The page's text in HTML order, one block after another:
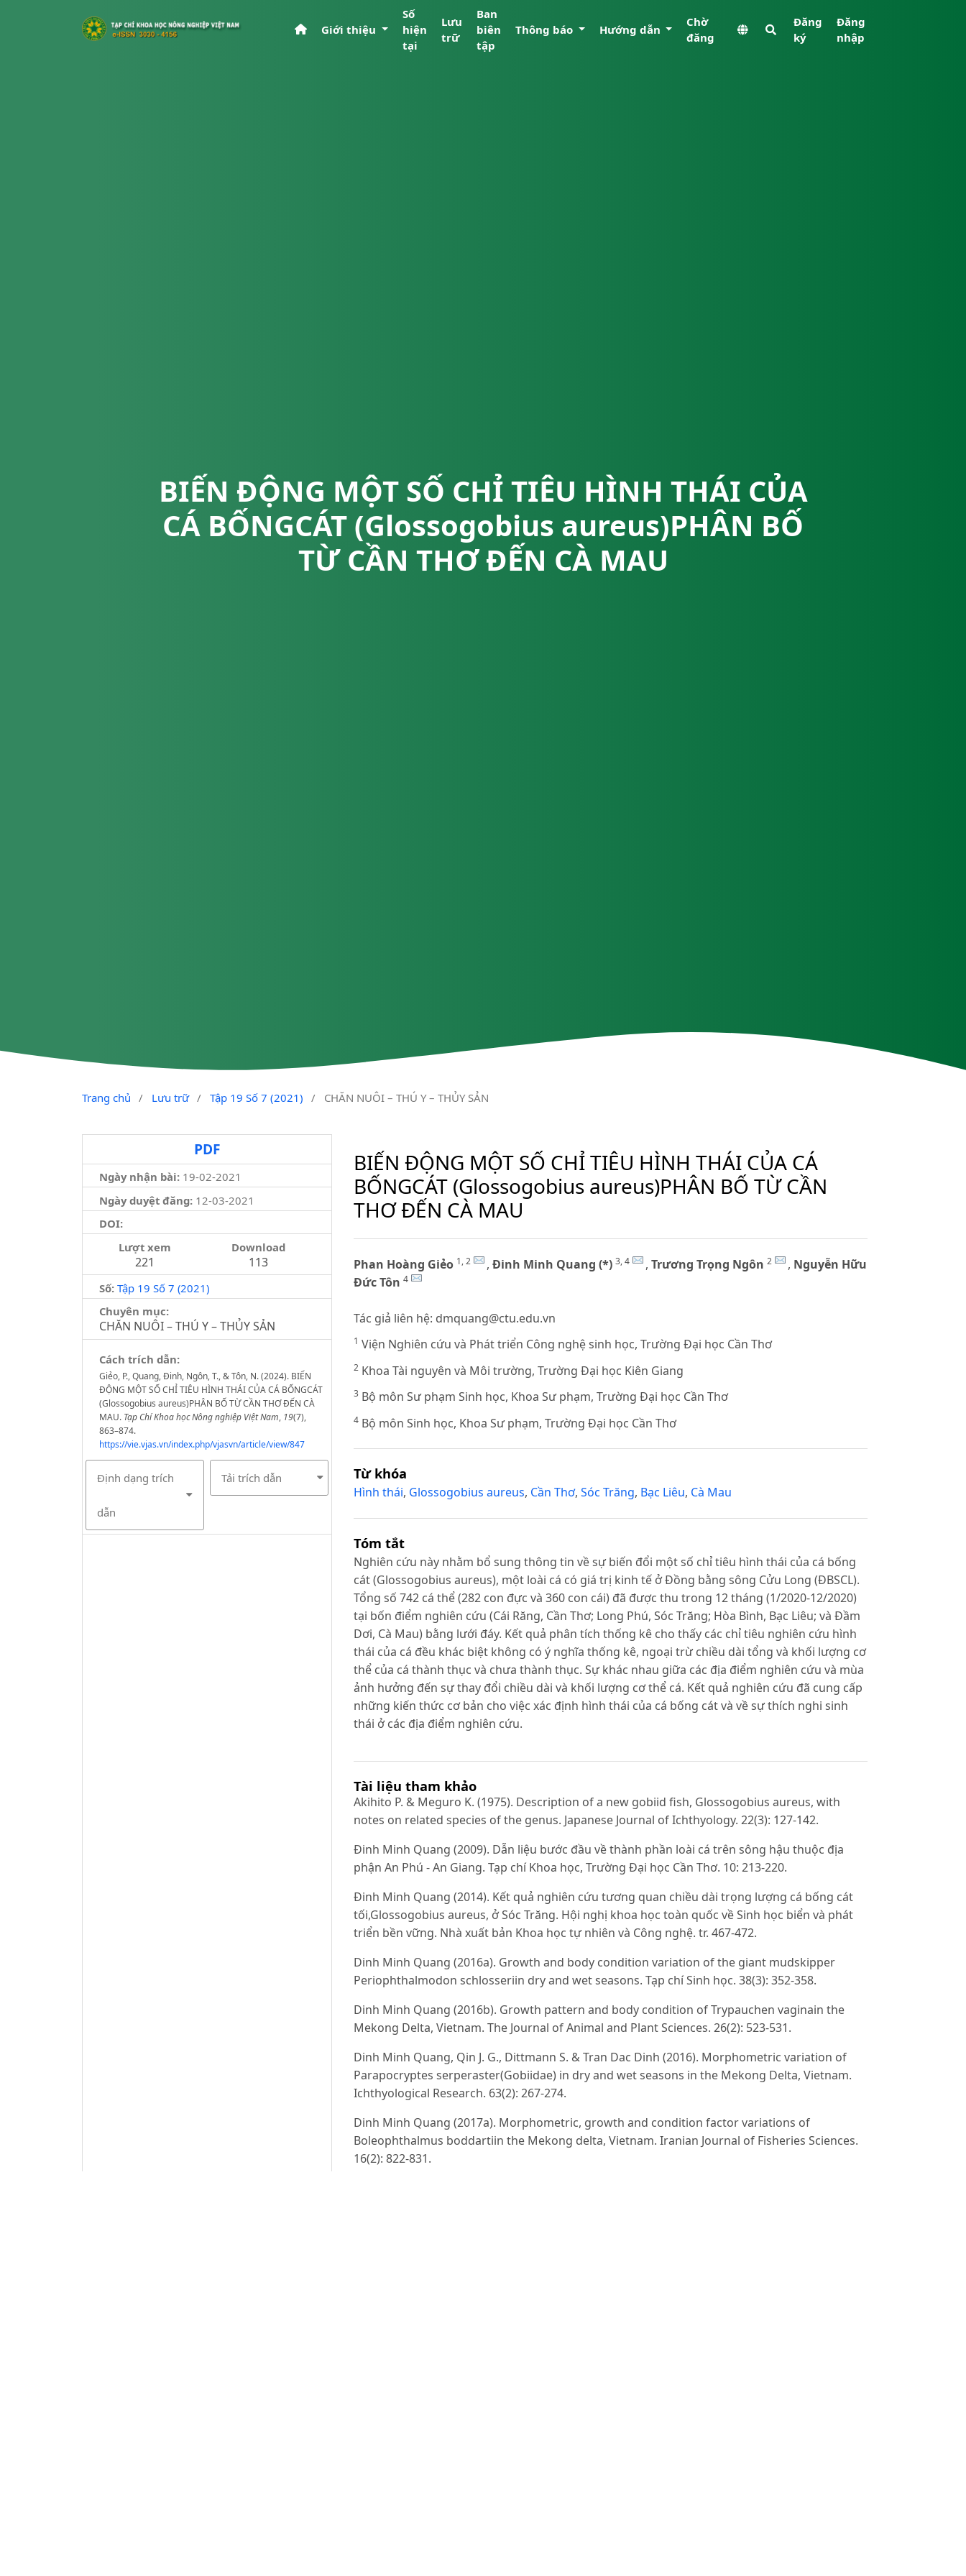
Giới thiệu
Số
hiện
tại
Lưu
trữ
Ban
biên
tập
Thông báo Hướng dẫn
Chờ
đăng
Đăng
ký
Đăng
nhập
BIẾN ĐỘNG MỘT SỐ CHỈ TIÊU HÌNH THÁI CỦA
CÁ BỐNGCÁT (Glossogobius aureus)PHÂN BỐ
TỪ CẦN THƠ ĐẾN CÀ MAU
Trang chủ / Lưu trữ / Tập 19 Số 7 (2021) / CHĂN NUÔI – THÚ Y – THỦY SẢN
PDF
Ngày nhận bài: 19-02-2021
Ngày duyệt đăng:12-03-2021
DOI:
Lượt xem
221
Download
113
Số: Tập 19 Số 7 (2021)
Chuyên mục:
CHĂN NUÔI – THÚ Y – THỦY SẢN
Cách trích dẫn:
Giẻo, P., Quang, Đinh, Ngôn, T., & Tôn, N. (2024). BIẾN
ĐỘNG MỘT SỐ CHỈ TIÊU HÌNH THÁI CỦA CÁ BỐNGCÁT
(Glossogobius aureus)PHÂN BỐ TỪ CẦN THƠ ĐẾN CÀ
MAU. Tạp Chí Khoa học Nông nghiệp Việt Nam, 19(7),
863–874.
https://vie.vjas.vn/index.php/vjasvn/article/view/847
Định dạng trích
dẫn
Tải trích dẫn
BIẾN ĐỘNG MỘT SỐ CHỈ TIÊU HÌNH THÁI CỦA CÁ
BỐNGCÁT (Glossogobius aureus)PHÂN BỐ TỪ CẦN
THƠ ĐẾN CÀ MAU
Phan Hoàng Giẻo 1, 2 , Đinh Minh Quang (*) 3, 4 , Trương Trọng Ngôn 2 , Nguyễn Hữu
Đức Tôn 4
Tác giả liên hệ: dmquang@ctu.edu.vn
1 Viện Nghiên cứu và Phát triển Công nghệ sinh học, Trường Đại học Cần Thơ
2Khoa Tài nguyên và Môi trường, Trường Đại học Kiên Giang
3Bộ môn Sư phạm Sinh học, Khoa Sư phạm, Trường Đại học Cần Thơ
4Bộ môn Sinh học, Khoa Sư phạm, Trường Đại học Cần Thơ
Từ khóa
Hình thái, Glossogobius aureus, Cần Thơ, Sóc Trăng, Bạc Liêu, Cà Mau
Tóm tắt
Nghiên cứu này nhằm bổ sung thông tin về sự biến đổi một số chỉ tiêu hình thái của cá bống
cát (Glossogobius aureus), một loài cá có giá trị kinh tế ở Đồng bằng sông Cửu Long (ĐBSCL).
Tổng số 742 cá thể (282 con đực và 360 con cái) đã được thu trong 12 tháng (1/2020-12/2020)
tại bốn điểm nghiên cứu (Cái Răng, Cần Thơ; Long Phú, Sóc Trăng; Hòa Bình, Bạc Liêu; và Đầm
Dơi, Cà Mau) bằng lưới đáy. Kết quả phân tích thống kê cho thấy các chỉ tiêu nghiên cứu hình
thái của cá đều khác biệt không có ý nghĩa thống kê, ngoại trừ chiều dài tổng và khối lượng cơ
thể của cá thành thục và chưa thành thục. Sự khác nhau giữa các địa điểm nghiên cứu và mùa
ảnh hưởng đến sự thay đổi chiều dài và khối lượng cơ thể cá. Kết quả nghiên cứu đã cung cấp
những kiến thức cơ bản cho việc xác định hình thái của cá bống cát và về sự thích nghi sinh
thái ở các địa điểm nghiên cứu.
Tài liệu tham khảo
Akihito P. & Meguro K. (1975). Description of a new gobiid fish, Glossogobius aureus, with
notes on related species of the genus. Japanese Journal of Ichthyology. 22(3): 127-142.
Đinh Minh Quang (2009). Dẫn liệu bước đầu về thành phần loài cá trên sông hậu thuộc địa
phận An Phú - An Giang. Tạp chí Khoa học, Trường Đại học Cần Thơ. 10: 213-220.
Đinh Minh Quang (2014). Kết quả nghiên cứu tương quan chiều dài trọng lượng cá bống cát
tối,Glossogobius aureus, ở Sóc Trăng. Hội nghị khoa học toàn quốc về Sinh học biển và phát
triển bền vững. Nhà xuất bản Khoa học tự nhiên và Công nghệ. tr. 467-472.
Dinh Minh Quang (2016a). Growth and body condition variation of the giant mudskipper
Periophthalmodon schlosseriin dry and wet seasons. Tạp chí Sinh học. 38(3): 352-358.
Dinh Minh Quang (2016b). Growth pattern and body condition of Trypauchen vaginain the
Mekong Delta, Vietnam. The Journal of Animal and Plant Sciences. 26(2): 523-531.
Dinh Minh Quang, Qin J. G., Dittmann S. & Tran Dac Dinh (2016). Morphometric variation of
Parapocryptes serperaster(Gobiidae) in dry and wet seasons in the Mekong Delta, Vietnam.
Ichthyological Research. 63(2): 267-274.
Dinh Minh Quang (2017a). Morphometric, growth and condition factor variations of
Boleophthalmus boddartiin the Mekong delta, Vietnam. Iranian Journal of Fisheries Sciences.
16(2): 822-831.